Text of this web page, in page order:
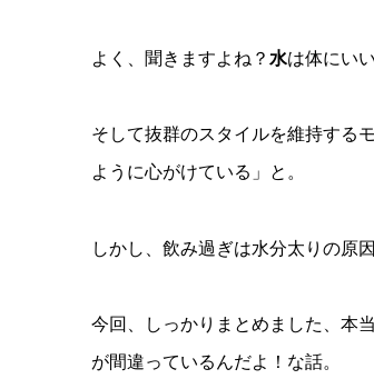
よく、聞きますよね？ 水は体にい
そして抜群のスタイルを維持する
ように心がけている」と。
しかし、飲み過ぎは水分太りの原
今回、しっかりまとめました、本
が間違っているんだよ！な話。